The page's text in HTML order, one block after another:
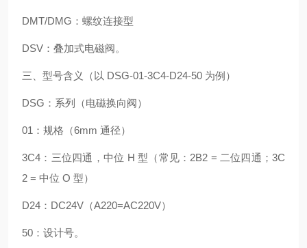
DMT/DMG：螺纹连接型
DSV：叠加式电磁阀。
三、型号含义（以 DSG-01-3C4-D24-50 为例）
DSG：系列（电磁换向阀）
01：规格（6mm 通径）
3C4：三位四通，中位 H 型（常见：2B2 = 二位四通；3C
2 = 中位 O 型）
D24：DC24V（A220=AC220V）
50：设计号。